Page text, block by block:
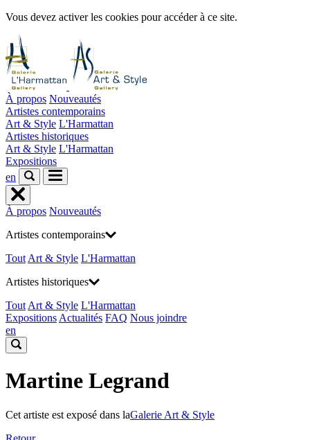
Vous devez activer les cookies pour accéder à ce site.
À propos Nouveautés
Artistes contemporains
Art & Style L'Harmattan
Artistes historiques
Art & Style L'Harmattan
Expositions
en
À propos Nouveautés
Artistes contemporains
Tout Art & Style L'Harmattan
Artistes historiques
Tout Art & Style L'Harmattan
Expositions Actualités FAQ Nous joindre
en
Martine Legrand
Cet artiste est exposé dans laGalerie Art & Style